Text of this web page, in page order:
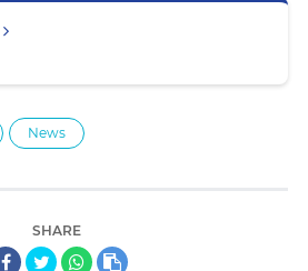
News
SHARE